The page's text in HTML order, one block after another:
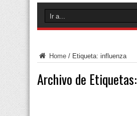
Home / Etiqueta: influenza
Archivo de Etiquetas: